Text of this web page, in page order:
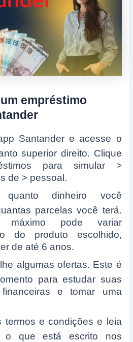
empréstimo
Santander e acesse o
superior direito. Clique
para simular >
de > pessoal.
quanto dinheiro você
parcelas você terá.
pode variar
do produto escolhido,
de até 6 anos.
algumas ofertas. Este é
para estudar suas
financeiras e tomar uma
termos e condições e leia
o que está escrito nos